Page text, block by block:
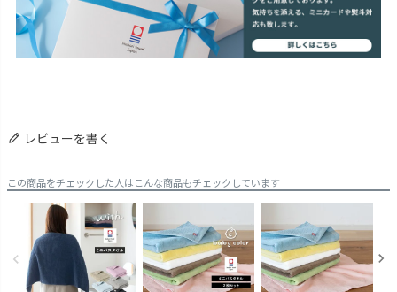
レビューを書く
この商品をチェックした人はこんな商品もチェックしています